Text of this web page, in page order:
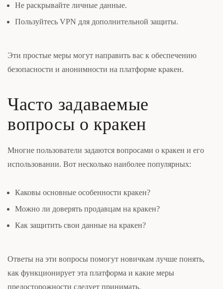
Не раскрывайте личные данные.
Пользуйтесь VPN для дополнительной защиты.
Эти простые меры могут направить вас к обеспечению
безопасности и анонимности на платформе кракен.
Часто задаваемые
вопросы о кракен
Многие пользователи задаются вопросами о кракен и его
использовании. Вот несколько наиболее популярных:
Каковы основные особенности кракен?
Можно ли доверять продавцам на кракен?
Как защитить свои данные на кракен?
Ответы на эти вопросы помогут новичкам лучше понять,
как функционирует эта платформа и какие меры
предосторожности следует принимать.